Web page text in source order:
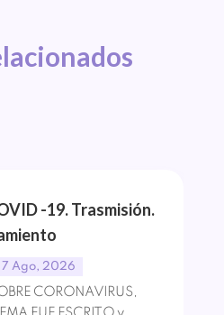
-19. Trasmisión.
7 Ago, 2026
CORONAVIRUS,